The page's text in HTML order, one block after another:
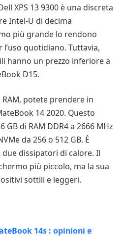
XPS 13 9300 è una discreta
Intel-U di decima
più grande lo rendono
l’uso quotidiano. Tuttavia,
hanno un prezzo inferiore a
D15.
potete prendere in
14 2020. Questo
di RAM DDR4 a 2666 MHz
da 256 o 512 GB. È
dissipatori di calore. Il
più piccolo, ma la sua
sottili e leggeri.
14s : opinioni e